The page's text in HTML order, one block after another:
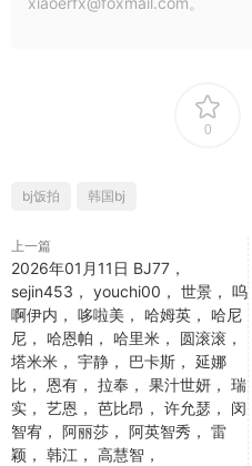
0
bj饭拍 韩国bj
上一篇
2026年01月11日 BJ77，
sejin453， youchi00， 世景， 呜
啊伊内， 哆啦美， 哈姆英， 哈尼
尼， 哈恩帕， 哈里米， 圆滚滚，
塔米米， 宇静， 巴卡斯， 延娜
比， 恩有， 拉奉， 果汁世妍， 瑞
实， 艺恩， 芭比昂， 许允瑟， 闵
智宥， 阿丽莎， 阿英智秀， 雷
颖， 韩江， 高慧智，